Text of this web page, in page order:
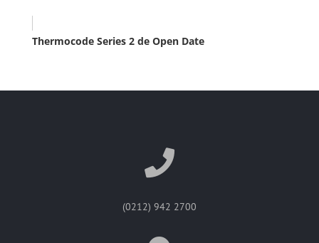
Thermocode Series 2 de Open Date
(0212) 942 2700